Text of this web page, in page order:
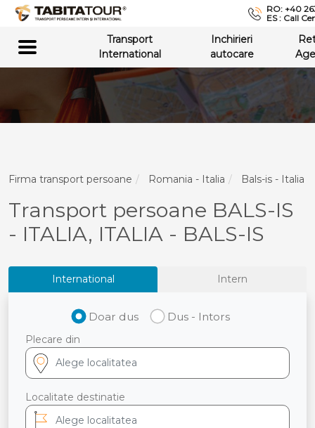
RO: +40
ES : Call
Transport
International
Inchirieri
autocare
Firma transport persoane Romania - Italia Bals-is - Italia
Transport persoane BALS-IS
- ITALIA, ITALIA - BALS-IS
International Intern
Doar dus Dus - Intors
Plecare din
Localitate destinatie